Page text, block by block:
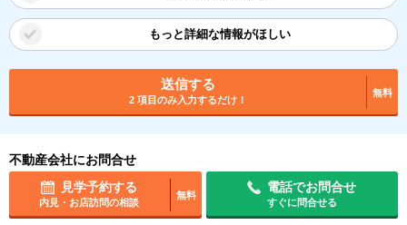
もっと詳細な情報がほしい
送信する
2 項目のみ入力するだけ！
無料
不動産会社にお問合せ
見学予約する
内見・お店訪問の相談
無料
電話でお問合せ
すぐに問合せる